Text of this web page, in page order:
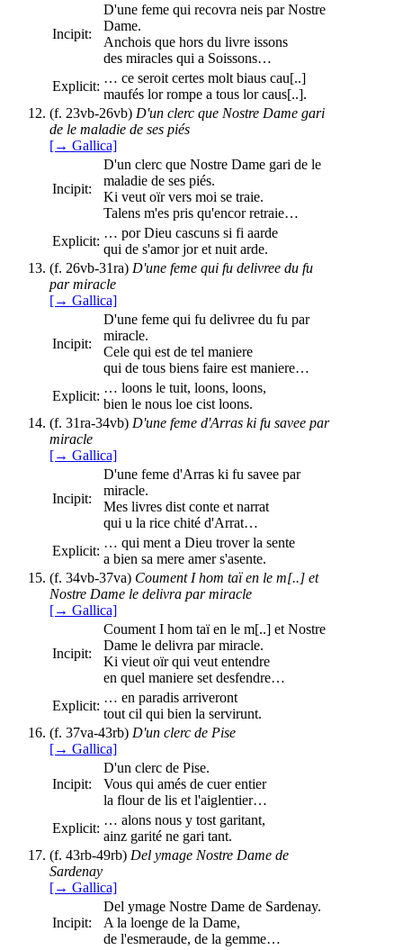
Incipit:
D'une feme qui recovra neis par Nostre
Dame.
Anchois que hors du livre issons
des miracles qui a Soissons…
Explicit:
… ce seroit certes molt biaus cau[..]
maufés lor rompe a tous lor caus[..].
(f. 23vb-26vb) D'un clerc que Nostre Dame gari
de le maladie de ses piés
[→ Gallica]
Incipit:
D'un clerc que Nostre Dame gari de le
maladie de ses piés.
Ki veut oïr vers moi se traie.
Talens m'es pris qu'encor retraie…
Explicit:
… por Dieu cascuns si fi aarde
qui de s'amor jor et nuit arde.
(f. 26vb-31ra) D'une feme qui fu delivree du fu
par miracle
[→ Gallica]
Incipit:
D'une feme qui fu delivree du fu par
miracle.
Cele qui est de tel maniere
qui de tous biens faire est maniere…
Explicit:
… loons le tuit, loons, loons,
bien le nous loe cist loons.
(f. 31ra-34vb) D'une feme d'Arras ki fu savee par
miracle
[→ Gallica]
Incipit:
D'une feme d'Arras ki fu savee par
miracle.
Mes livres dist conte et narrat
qui u la rice chité d'Arrat…
Explicit:
… qui ment a Dieu trover la sente
a bien sa mere amer s'asente.
(f. 34vb-37va) Coument I hom taï en le m[..] et
Nostre Dame le delivra par miracle
[→ Gallica]
Incipit:
Coument I hom taï en le m[..] et Nostre
Dame le delivra par miracle.
Ki vieut oïr qui veut entendre
en quel maniere set desfendre…
Explicit:
… en paradis arriveront
tout cil qui bien la servirunt.
(f. 37va-43rb) D'un clerc de Pise
[→ Gallica]
Incipit:
D'un clerc de Pise.
Vous qui amés de cuer entier
la flour de lis et l'aiglentier…
Explicit:
… alons nous y tost garitant,
ainz garité ne gari tant.
(f. 43rb-49rb) Del ymage Nostre Dame de
Sardenay
[→ Gallica]
Incipit:
Del ymage Nostre Dame de Sardenay.
A la loenge de la Dame,
de l'esmeraude, de la gemme…